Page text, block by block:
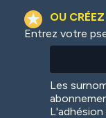
Colorful
OU
Entrez votre
Les